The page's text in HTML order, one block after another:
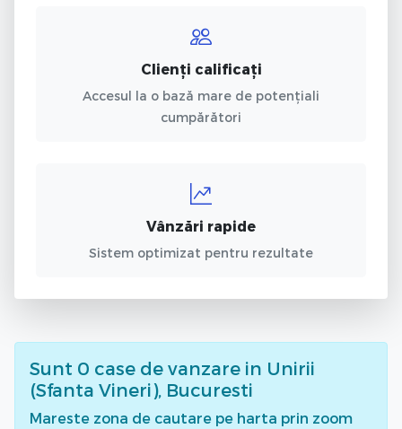
Clienți calificați
Accesul la o bază mare de potențiali
cumpărători
Vânzări rapide
Sistem optimizat pentru rezultate
Sunt 0 case de vanzare in Unirii
(Sfanta Vineri), Bucuresti
Mareste zona de cautare pe harta prin zoom